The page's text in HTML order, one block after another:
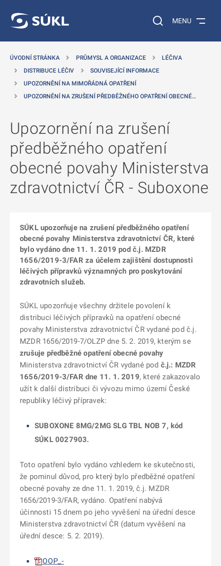
Vyhledávání na
MENU
ÚVODNÍ STRÁNKA PRŮMYSL A ORGANIZACE
LÉČIVA
DISTRIBUCE LÉČIV
SOUVISEJÍCÍ INFORMACE
UPOZORNĚNÍ NA MIMOŘÁDNÁ OPATŘENÍ
UPOZORNĚNÍ NA ZRUŠENÍ PŘEDBĚŽNÉHO OPATŘENÍ OBECNÉ…
Upozornění na zrušení
předběžného opatření
obecné povahy Ministerstva
zdravotnictví ČR - Suboxone
SÚKL upozorňuje na zrušení předběžného opatření
obecné povahy Ministerstva zdravotnictví ČR, které
bylo vydáno dne 11. 1. 2019 pod č.j. MZDR
1656/2019-3/FAR za účelem zajištění dostupnosti
léčivých přípravků významných pro poskytování
zdravotních služeb.
SÚKL upozorňuje všechny držitele povolení k
distribuci léčivých přípravků na opatření obecné
povahy Ministerstva zdravotnictví ČR vydané pod č.j.
MZDR 1656/2019-7/OLZP dne 5. 2. 2019, kterým se
zrušuje předběžné opatření obecné povahy
Ministerstva zdravotnictví ČR vydané pod č.j.: MZDR
1656/2019-3/FAR dne 11. 1. 2019, které zakazovalo
užít k další distribuci či vývozu mimo území České
republiky léčivý přípravek:
SUBOXONE 8MG/2MG SLG TBL NOB 7, kód
SÚKL 0027903.
Toto opatření bylo vydáno vzhledem ke skutečnosti,
že pominul důvod, pro který bylo předběžné opatření
obecné povahy ze dne 11. 1. 2019, č.j. MZDR
1656/2019-3/FAR, vydáno. Opatření nabývá
účinnosti 15 dnem po jeho vyvěšení na úřední desce
Ministerstva zdravotnictví ČR (datum vyvěšení na
úřední desce: 5. 2. 2019).
OOP_-